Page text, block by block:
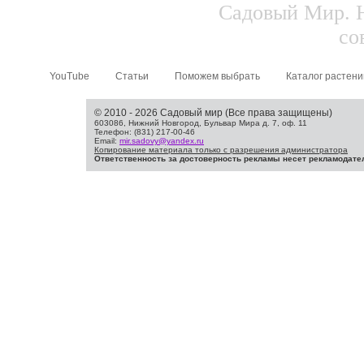
Садовый Мир.
YouTube Статьи Поможем выбрать Каталог
© 2010 - 2026 Садовый мир (Все права защищены)
603086, Нижний Новгород, Бульвар Мира д. 7, оф. 11
Телефон: (831) 217-00-46
Email: mir.sadovy@yandex.ru
Копирование материала только с разрешения администратора
Ответственность за достоверность рекламы несет